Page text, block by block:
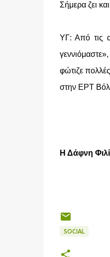
Σήμερα ζει
ΥΓ: Από τις
φώτιζε
στην ΕΡΤ
Η Δάφνη
SOCIAL